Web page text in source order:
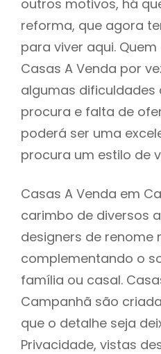
outros motivos, há
reforma, que agora
para viver aqui.
Casas A Venda por
algumas dificuldades
procura e falta de
poderá ser uma
procura um estilo de
Casas A Venda em
carimbo de diversos
designers de renome
complementando o
família ou casal.
Campanhã são
que o detalhe seja
Privacidade, vistas